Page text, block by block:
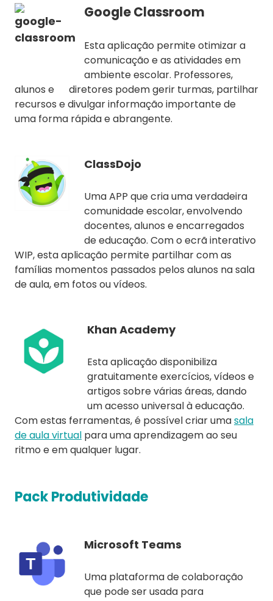
Google Classroom
Esta aplicação permite otimizar a
comunicação e as atividades em
ambiente escolar. Professores,
alunos e diretores podem gerir turmas, partilhar
recursos e divulgar informação importante de
uma forma rápida e abrangente.
ClassDojo
Uma APP que cria uma verdadeira
comunidade escolar, envolvendo
docentes, alunos e encarregados
de educação. Com o ecrã interativo
WIP, esta aplicação permite partilhar com as
famílias momentos passados pelos alunos na sala
de aula, em fotos ou vídeos.
Khan Academy
Esta aplicação disponibiliza
gratuitamente exercícios, vídeos e
artigos sobre várias áreas, dando
um acesso universal à educação.
Com estas ferramentas, é possível criar umasala
de aula virtual para uma aprendizagem ao seu
ritmo e em qualquer lugar.
Pack Produtividade
Microsoft Teams
Uma plataforma de colaboração
que pode ser usada para